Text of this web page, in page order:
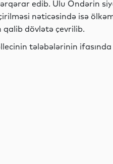
edib. Ulu Öndərin
nəticəsində isə
dövlətə çevrilib.
tələbələrinin